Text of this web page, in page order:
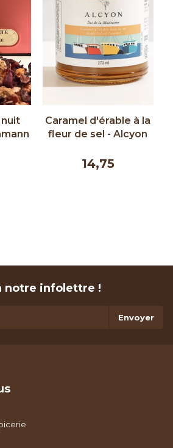
à la
- Alcyon
Salsa - Alcyon
8,75
notre infolettre !
Envoyer